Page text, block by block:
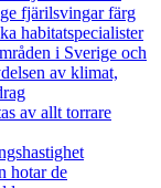
fjärilsvingar färg
habitatspecialister
i Sverige och
av klimat,
av allt torrare
hotar de